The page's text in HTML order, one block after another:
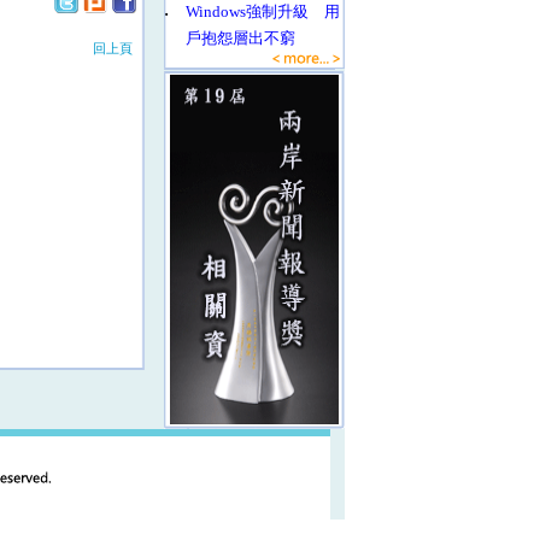
回上頁
‧
Windows強制升級 用
戶抱怨層出不窮